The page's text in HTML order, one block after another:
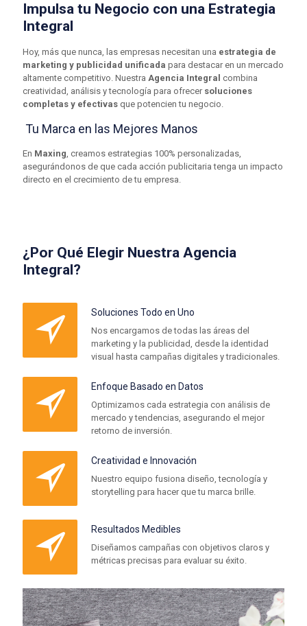
Impulsa tu Negocio con una Estrategia
Integral
Hoy, más que nunca, las empresas necesitan una estrategia de
marketing y publicidad unificada para destacar en un mercado
altamente competitivo. Nuestra Agencia Integral combina
creatividad, análisis y tecnología para ofrecer soluciones
completas y efectivas que potencien tu negocio.
Tu Marca en las Mejores Manos
En Maxing, creamos estrategias 100% personalizadas,
asegurándonos de que cada acción publicitaria tenga un impacto
directo en el crecimiento de tu empresa.
¿Por Qué Elegir Nuestra Agencia
Integral?
Soluciones Todo en Uno
Nos encargamos de todas las áreas del
marketing y la publicidad, desde la identidad
visual hasta campañas digitales y tradicionales.
Enfoque Basado en Datos
Optimizamos cada estrategia con análisis de
mercado y tendencias, asegurando el mejor
retorno de inversión.
Creatividad e Innovación
Nuestro equipo fusiona diseño, tecnología y
storytelling para hacer que tu marca brille.
Resultados Medibles
Diseñamos campañas con objetivos claros y
métricas precisas para evaluar su éxito.